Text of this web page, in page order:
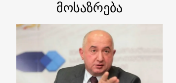
მოსაზრება